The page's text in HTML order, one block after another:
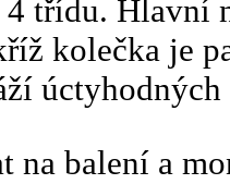
třídu. Hlavní
kolečka je
na balení a